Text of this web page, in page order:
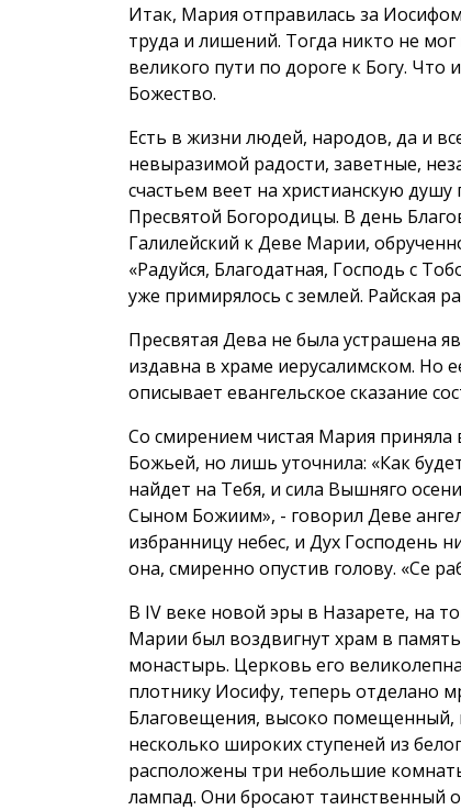
Итак, Мария отправилась за
труда и лишений. Тогда никто не
великого пути по дороге к Богу.
Божество.
Есть в жизни людей, народов, да и
невыразимой радости, заветные,
счастьем веет на христианскую
Пресвятой Богородицы. В день
Галилейский к Деве Марии,
«Радуйся, Благодатная, Господь с
уже примирялось с землей. Райская
Пресвятая Дева не была устрашена
издавна в храме иерусалимском. Но
описывает евангельское сказание
Со смирением чистая Мария
Божьей, но лишь уточнила: «Как
найдет на Тебя, и сила Вышняго
Сыном Божиим», - говорил Деве
избранницу небес, и Дух Господень
она, смиренно опустив голову. «Се
В IV веке новой эры в Назарете, на
Марии был воздвигнут храм в
монастырь. Церковь его
плотнику Иосифу, теперь отделано
Благовещения, высоко помещенный,
несколько широких ступеней из
расположены три небольшие
лампад. Они бросают таинственный